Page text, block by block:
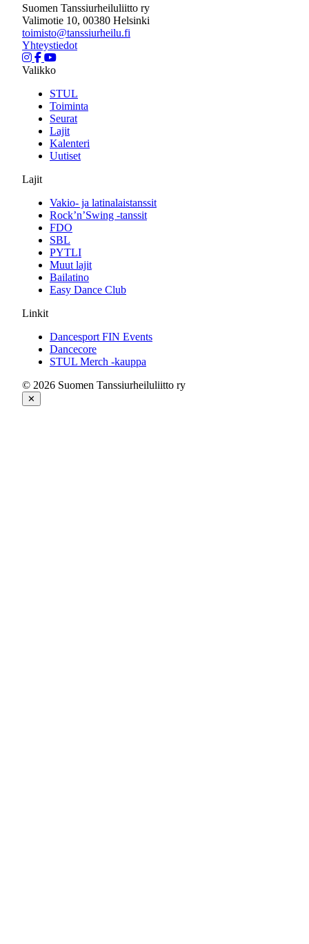
Suomen Tanssiurheiluliitto ry
Valimotie 10, 00380 Helsinki
toimisto@tanssiurheilu.fi
Yhteystiedot
Valikko
STUL
Toiminta
Seurat
Lajit
Kalenteri
Uutiset
Lajit
Vakio- ja latinalaistanssit
Rock’n’Swing -tanssit
FDO
SBL
PYTLI
Muut lajit
Bailatino
Easy Dance Club
Linkit
Dancesport FIN Events
Dancecore
STUL Merch -kauppa
© 2026 Suomen Tanssiurheiluliitto ry
✕